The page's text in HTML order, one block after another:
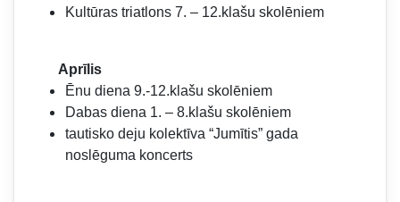
Kultūras triatlons 7. – 12.klašu skolēniem
Aprīlis
Ēnu diena 9.-12.klašu skolēniem
Dabas diena 1. – 8.klašu skolēniem
tautisko deju kolektīva “Jumītis” gada
noslēguma koncerts